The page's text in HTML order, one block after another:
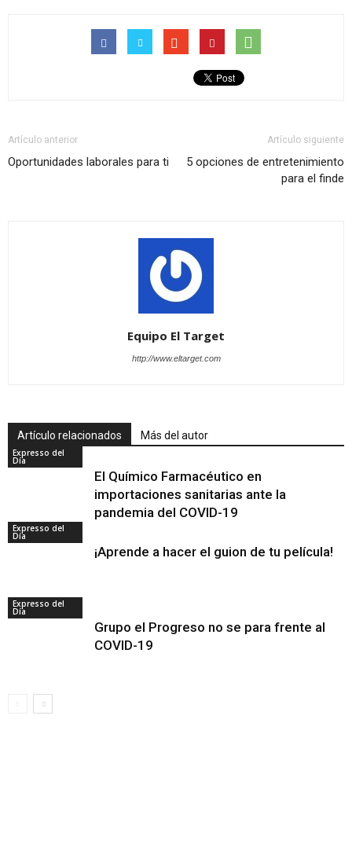
Artículo anterior
Oportunidades laborales para ti
Artículo siguiente
5 opciones de entretenimiento
para el finde
Equipo El Target
http://www.eltarget.com
Artículo relacionados Más del autor
Expresso del
Día
El Químico Farmacéutico en
importaciones sanitarias ante la
pandemia del COVID-19
Expresso del
Día
¡Aprende a hacer el guion de tu película!
Expresso del
Día
Grupo el Progreso no se para frente al
COVID-19